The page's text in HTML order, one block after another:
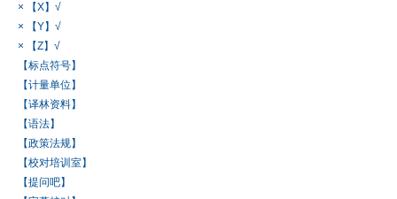
× 【X】√
× 【Y】√
× 【Z】√
【标点符号】
【计量单位】
【译林资料】
【语法】
【政策法规】
【校对培训室】
【提问吧】